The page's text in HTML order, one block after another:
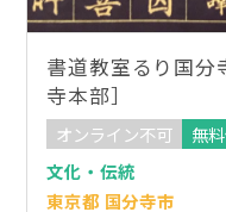
書道教室るり国分
寺本部］
オンライン不可
無
文化・伝統
東京都 国分寺市